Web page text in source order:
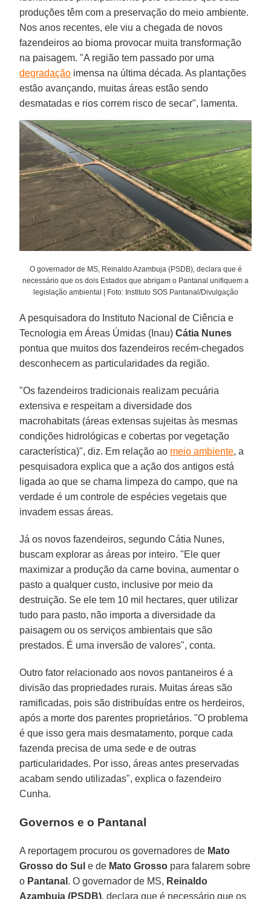
produções têm com a preservação do meio ambiente.
Nos anos recentes, ele viu a chegada de novos
fazendeiros ao bioma provocar muita transformação
na paisagem. "A região tem passado por uma
degradação imensa na última década. As plantações
estão avançando, muitas áreas estão sendo
desmatadas e rios correm risco de secar", lamenta.
O governador de MS, Reinaldo Azambuja (PSDB), declara que é
necessário que os dois Estados que abrigam o Pantanal unifiquem a
legislação ambiental | Foto: Instituto SOS Pantanal/Divulgação
A pesquisadora do Instituto Nacional de Ciência e
Tecnologia em Áreas Úmidas (Inau)Cátia Nunes
pontua que muitos dos fazendeiros recém-chegados
desconhecem as particularidades da região.
"Os fazendeiros tradicionais realizam pecuária
extensiva e respeitam a diversidade dos
macrohabitats (áreas extensas sujeitas às mesmas
condições hidrológicas e cobertas por vegetação
característica)", diz. Em relação ao meio ambiente, a
pesquisadora explica que a ação dos antigos está
ligada ao que se chama limpeza do campo, que na
verdade é um controle de espécies vegetais que
invadem essas áreas.
Já os novos fazendeiros, segundo Cátia Nunes,
buscam explorar as áreas por inteiro. "Ele quer
maximizar a produção da carne bovina, aumentar o
pasto a qualquer custo, inclusive por meio da
destruição. Se ele tem 10 mil hectares, quer utilizar
tudo para pasto, não importa a diversidade da
paisagem ou os serviços ambientais que são
prestados. É uma inversão de valores", conta.
Outro fator relacionado aos novos pantaneiros é a
divisão das propriedades rurais. Muitas áreas são
ramificadas, pois são distribuídas entre os herdeiros,
após a morte dos parentes proprietários. "O problema
é que isso gera mais desmatamento, porque cada
fazenda precisa de uma sede e de outras
particularidades. Por isso, áreas antes preservadas
acabam sendo utilizadas", explica o fazendeiro
Cunha.
Governos e o Pantanal
A reportagem procurou os governadores de Mato
Grosso do Sul e de Mato Grosso para falarem sobre
o Pantanal . O governador de MS, Reinaldo
Azambuja (PSDB), declara que é necessário que os